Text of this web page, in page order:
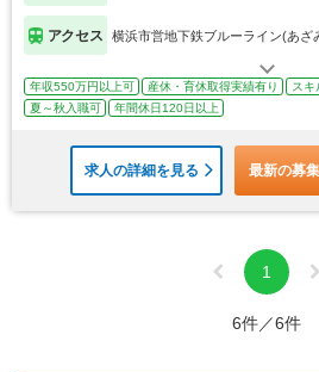
アクセス 横浜市営地下鉄ブルーライン(あざ
年収550万円以上可 産休・育休取得実績有り スキ
夏～秋入職可
年間休日120日以上
求人の詳細を見る 最新の募
1
6件／6件